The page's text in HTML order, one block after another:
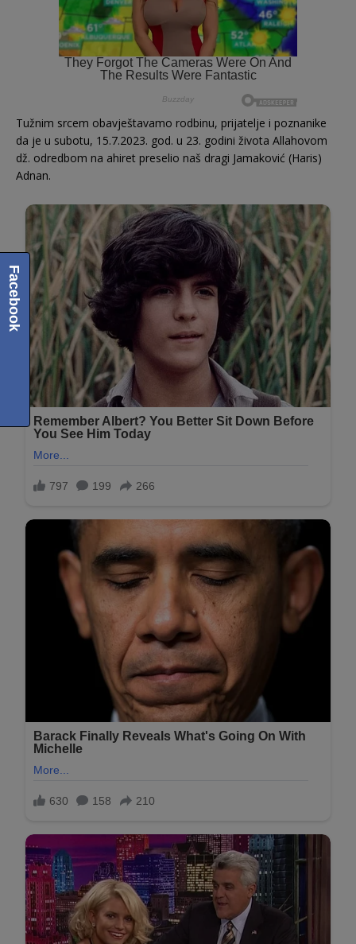
Tužnim srcem obavještavamo rodbinu, prijatelje i poznanike
da je u subotu, 15.7.2023. god. u 23. godini života Allahovom
dž. odredbom na ahiret preselio naš dragi Jamaković (Haris)
Adnan.
Facebook